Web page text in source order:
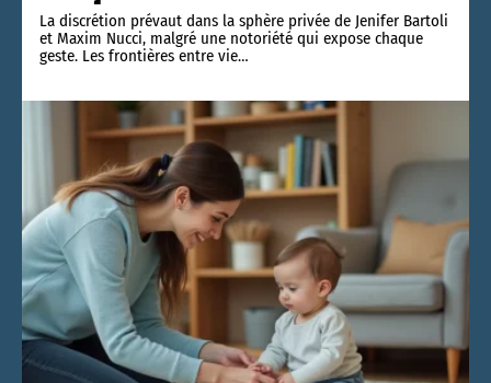
La discrétion prévaut dans la sphère privée de Jenifer Bartoli
et Maxim Nucci, malgré une notoriété qui expose chaque
geste. Les frontières entre vie…